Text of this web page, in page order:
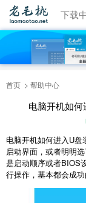
视频教程 下载
首页 帮助中心
电脑开机如
电脑开机如何进入U
启动界面，或者明明
是启动顺序或者BIOS
行操作，基本都会成